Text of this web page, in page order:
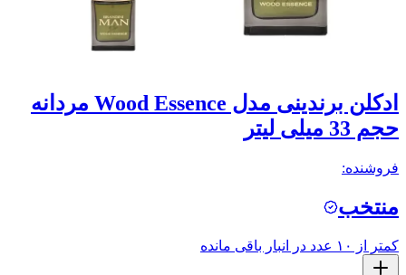
ادکلن برندینی مدل Wood Essence مردانه
حجم 33 میلی لیتر
فروشنده:
منتخب
کمتر از ۱۰ عدد در انبار باقی مانده